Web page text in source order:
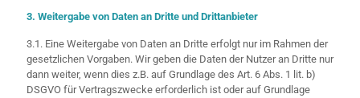
3. Weitergabe von Daten an Dritte und Drittanbieter
3.1. Eine Weitergabe von Daten an Dritte erfolgt nur im Rahmen der
gesetzlichen Vorgaben. Wir geben die Daten der Nutzer an Dritte nur
dann weiter, wenn dies z.B. auf Grundlage des Art. 6 Abs. 1 lit. b)
DSGVO für Vertragszwecke erforderlich ist oder auf Grundlage